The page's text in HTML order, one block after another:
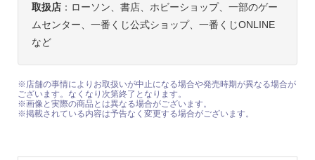
取扱店：ローソン、書店、ホビーショップ、一部のゲー
ムセンター、一番くじ公式ショップ、一番くじONLINE
など
※店舗の事情によりお取扱いが中止になる場合や発売時期が異なる場合が
ございます。なくなり次第終了となります。
※画像と実際の商品とは異なる場合がございます。
※掲載されている内容は予告なく変更する場合がございます。